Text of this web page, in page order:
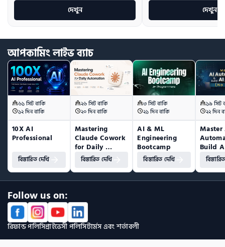
দেখুন দেখুন
আপকামিংলাইভব্যাচ
৬১ সিট বাকি
১২ দিন বাকি
10X AI
Professional
বিস্তারিত দেখি
২৬ সিট বাকি
২০ দিন বাকি
Mastering
Claude Cowork
for Daily
Automation
বিস্তারিত দেখি
৩ সিট বাকি
২১ দিন বাকি
AI & ML
Engineering
Bootcamp
বিস্তারিত দেখি
১৯ সিট
২২ দিন
Master
Build
(No
Follow us on:
রিফান্ড পলিসিপ্রাইভেসী পলিসিটার্মস এবং শর্তাবলী